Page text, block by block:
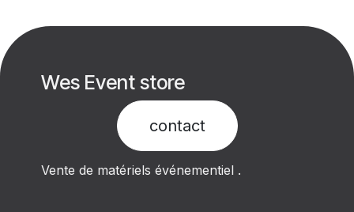
Wes Event store
contact​
Vente de matériels événementiel .